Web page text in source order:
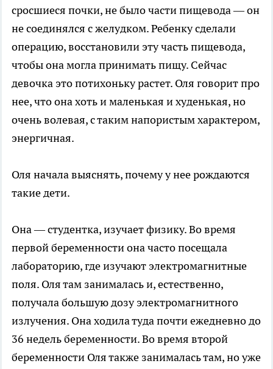
сросшиеся почки, не было части пищевода — он
не соединялся с желудком. Ребенку сделали
операцию, восстановили эту часть пищевода,
чтобы она могла принимать пищу. Сейчас
девочка это потихоньку растет. Оля говорит про
нее, что она хоть и маленькая и худенькая, но
очень волевая, с таким напористым характером,
энергичная.
Оля начала выяснять, почему у нее рождаются
такие дети.
Она — студентка, изучает физику. Во время
первой беременности она часто посещала
лабораторию, где изучают электромагнитные
поля. Оля там занималась и, естественно,
получала большую дозу электромагнитного
излучения. Она ходила туда почти ежедневно до
36 недель беременности. Во время второй
беременности Оля также занималась там, но уже